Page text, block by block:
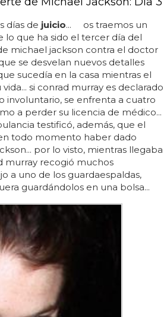
días de juicio... os traemos un
lo que ha sido el tercer día del
michael jackson contra el doctor
se desvelan nuevos detalles
sucedía en la casa mientras el
si conrad murray es declarado
involuntario, se enfrenta a cuatro
a perder su licencia de médico...
testificó, además, que el
todo momento haber dado
por lo visto, mientras llegaba
murray recogió muchos
a uno de los guardaespaldas,
guardándolos en una bolsa...